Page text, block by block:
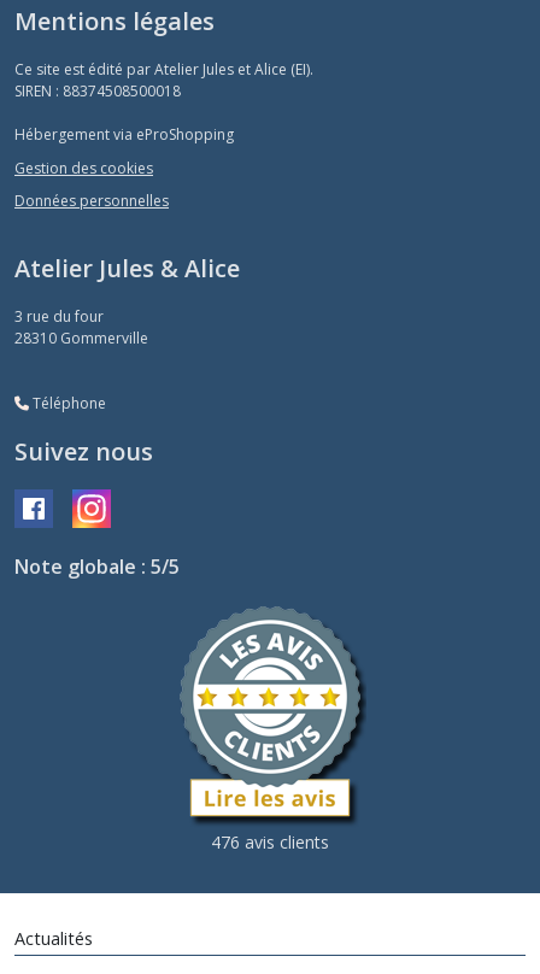
Mentions légales
Ce site est édité par Atelier Jules et Alice (EI).
SIREN : 88374508500018
Hébergement via eProShopping
Gestion des cookies
Données personnelles
Atelier Jules & Alice
3 rue du four
28310 Gommerville
Téléphone
Suivez nous
Note globale : 5/5
476 avis clients
Actualités